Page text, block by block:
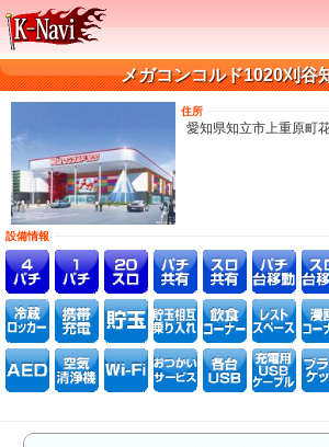
メガコンコルド1020刈谷
住所
愛知県知立市上重原町
設備情報